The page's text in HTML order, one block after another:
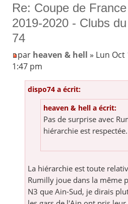
Re: Coupe de France
2019-2020 - Clubs du
74
par heaven & hell » Lun Oct
1:47 pm
dispo74 a écrit:
heaven & hell a écrit:
Pas de surprise avec
hiérarchie est respectée.
La hiérarchie est toute
Rumilly joue dans la même
N3 que Ain-Sud, je dirais